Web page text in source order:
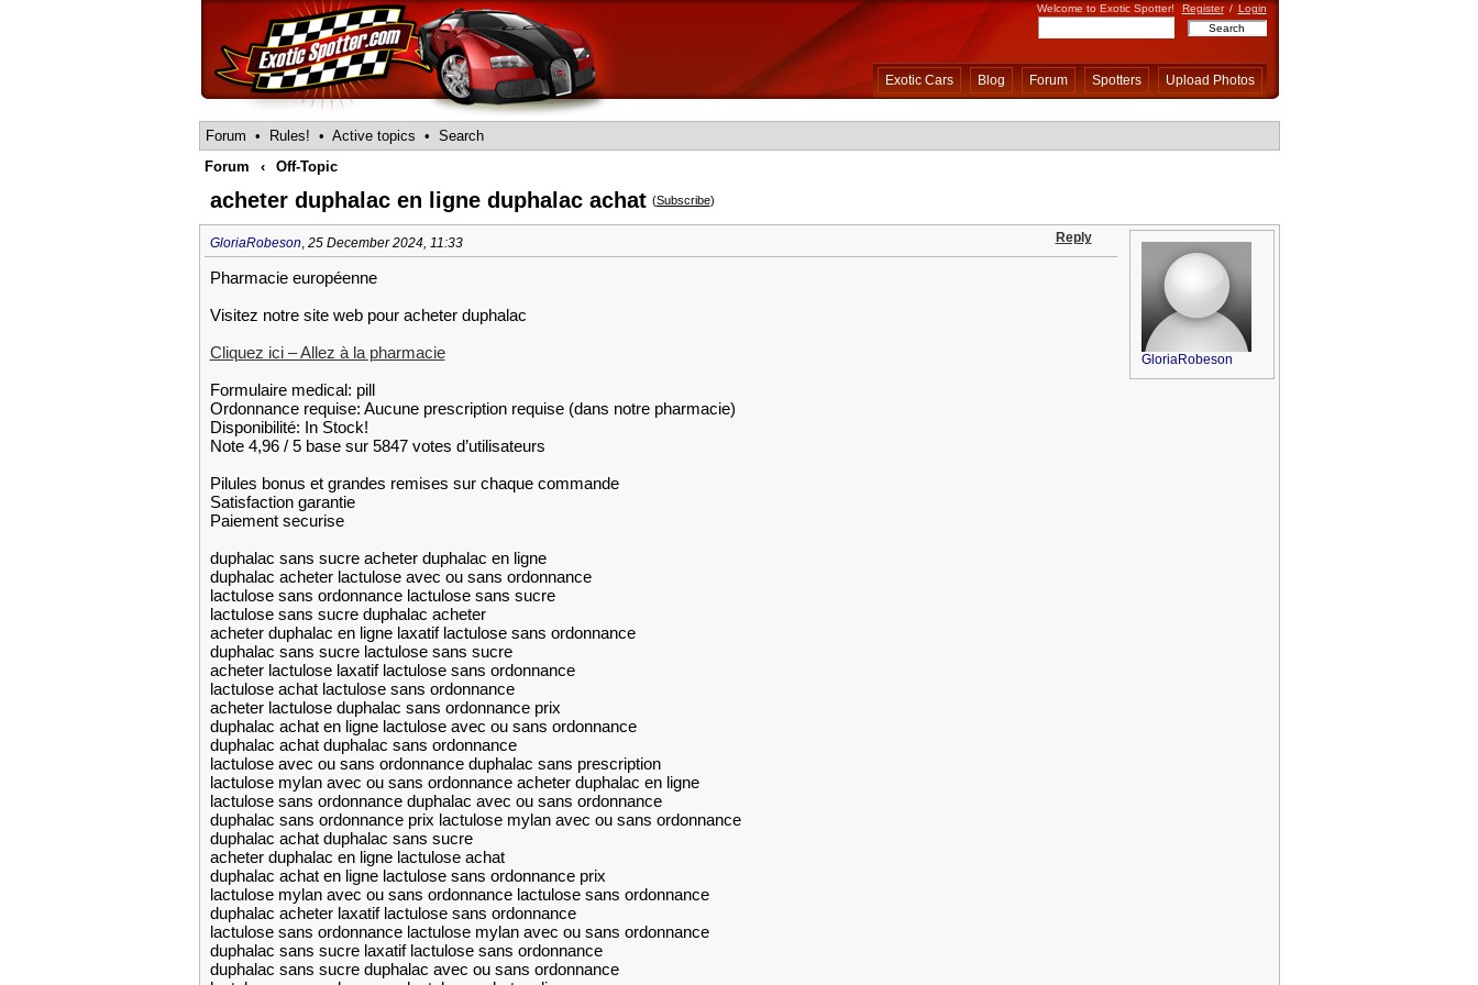
Welcome to Exotic Spotter! Register / Login
Exotic Cars Blog Forum Spotters Upload Photos
Forum • Rules! • Active topics • Search
Forum
‹ Off-Topic
acheter duphalac en ligne duphalac achat (Subscribe)
GloriaRobeson, 25 December 2024, 11:33 Reply
Pharmacie européenne
Visitez notre site web pour acheter duphalac
Cliquez ici – Allez à la pharmacie
Formulaire medical: pill
Ordonnance requise: Aucune prescription requise (dans notre pharmacie)
Disponibilité: In Stock!
Note 4,96 / 5 base sur 5847 votes d’utilisateurs
Pilules bonus et grandes remises sur chaque commande
Satisfaction garantie
Paiement securise
duphalac sans sucre acheter duphalac en ligne
duphalac acheter lactulose avec ou sans ordonnance
lactulose sans ordonnance lactulose sans sucre
lactulose sans sucre duphalac acheter
acheter duphalac en ligne laxatif lactulose sans ordonnance
duphalac sans sucre lactulose sans sucre
acheter lactulose laxatif lactulose sans ordonnance
lactulose achat lactulose sans ordonnance
acheter lactulose duphalac sans ordonnance prix
duphalac achat en ligne lactulose avec ou sans ordonnance
duphalac achat duphalac sans ordonnance
lactulose avec ou sans ordonnance duphalac sans prescription
lactulose mylan avec ou sans ordonnance acheter duphalac en ligne
lactulose sans ordonnance duphalac avec ou sans ordonnance
duphalac sans ordonnance prix lactulose mylan avec ou sans ordonnance
duphalac achat duphalac sans sucre
acheter duphalac en ligne lactulose achat
duphalac achat en ligne lactulose sans ordonnance prix
lactulose mylan avec ou sans ordonnance lactulose sans ordonnance
duphalac acheter laxatif lactulose sans ordonnance
lactulose sans ordonnance lactulose mylan avec ou sans ordonnance
duphalac sans sucre laxatif lactulose sans ordonnance
duphalac sans sucre duphalac avec ou sans ordonnance
GloriaRobeson